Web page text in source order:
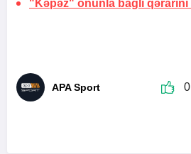
"Kəpəz" onunla bağlı
APA Sport 0